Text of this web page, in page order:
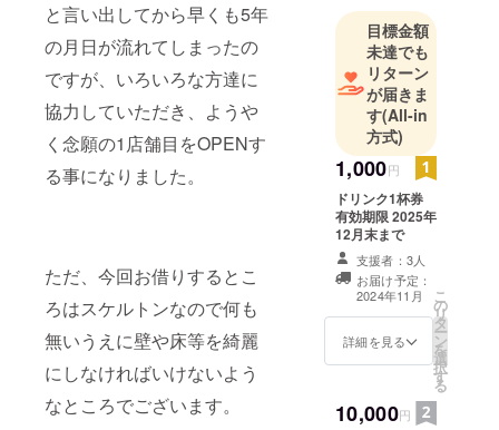
と言い出してから早くも5年
の月日が流れてしまったの
ですが、いろいろな方達に
協力していただき、ようや
く念願の1店舗目をOPENす
る事になりました。
ただ、今回お借りするとこ
ろはスケルトンなので何も
無いうえに壁や床等を綺麗
にしなければいけないよう
なところでございます。
目標金額
未達でも
リターン
が届きま
す(All-in
方式)
1,000円
ドリンク1杯券
有効期限 2025年
12月末まで
支援者：3人
お届け予定：
2024年11月
詳細を見る
こ
の
リ
タ
ー
ン
を
選
択
す
る
10,000円